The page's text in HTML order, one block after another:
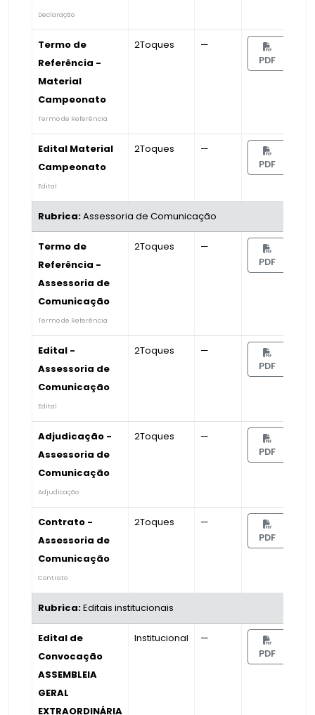
Declaração
Termo de
Referência -
Material
Campeonato
Termo de Referência
2Toques —
PDF
Edital Material
Campeonato
Edital
2Toques —
PDF
Rubrica:Assessoria de Comunicação
Termo de
Referência -
Assessoria de
Comunicação
Termo de Referência
2Toques —
PDF
Edital -
Assessoria de
Comunicação
Edital
2Toques —
PDF
Adjudicação -
Assessoria de
Comunicação
Adjudicação
2Toques —
PDF
Contrato -
Assessoria de
Comunicação
Contrato
2Toques —
PDF
Rubrica:Editais institucionais
Edital de
Convocação
ASSEMBLEIA
GERAL
EXTRAORDINÁRIA
Institucional —
PDF